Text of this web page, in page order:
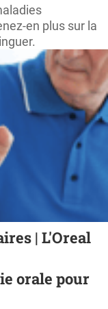
en plus sur la
| L'Oreal
orale pour